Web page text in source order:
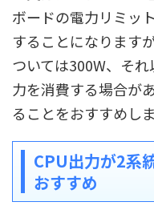
ボードの電力リミッ
することになります
ついては300W、そ
力を消費する場合が
ることをおすすめしま
CPU出力が2系
おすすめ